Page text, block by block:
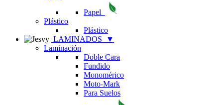
Papel
Plástico
Plástico
LAMINADOS
▼
Laminación
Doble Cara
Fundido
Monomérico
Moto-Mark
Para Suelos